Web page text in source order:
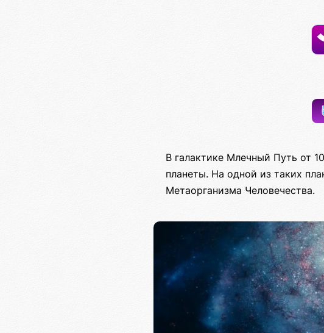
В галактике Млечный Путь от
планеты. На одной из таких
Метаорганизма Человечества.